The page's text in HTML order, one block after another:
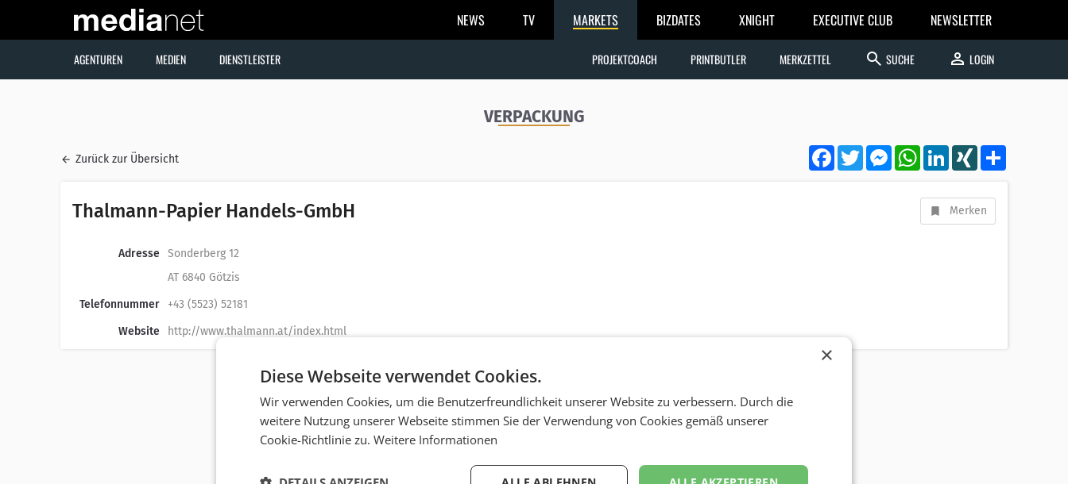
NEWS TV MARKETS BIZDATES XNIGHT EXECUTIVE CLUB NEWSLETTER
AGENTUREN MEDIEN DIENSTLEISTER PROJEKTCOACH PRINTBUTLER MERKZETTEL search SUCHE person LOGIN
VERPACKUNG
Zurück zur Übersicht
FacebookTwitterMessengerWhatsApp
LinkedInXING
Thalmann-Papier Handels-GmbH Merken
Adresse Sonderberg 12
AT 6840 Götzis
Telefonnummer
+43 (5523) 52181
Website
http://www.thalmann.at/index.html
×
Diese Webseite verwendet Cookies.
Wir verwenden Cookies, um die Benutzerfreundlichkeit unserer Website zu verbessern. Durch die
weitere Nutzung unserer Webseite stimmen Sie der Verwendung von Cookies gemäß unserer
Cookie-Richtlinie zu. Weitere Informationen